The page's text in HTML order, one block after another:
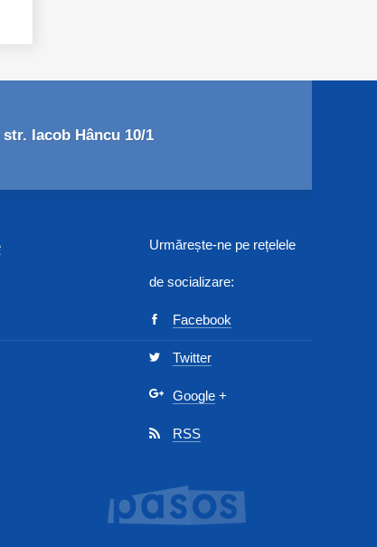
Iacob Hâncu 10/1
Urmărește-ne pe rețelele
de socializare:
Facebook
Twitter
Google +
RSS